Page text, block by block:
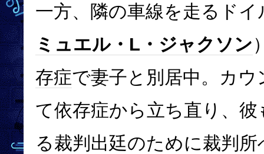
一方、隣の車線を走るド
ミュエル・L・ジャクソン
存症で妻子と別居中。カ
て依存症から立ち直り、
る裁判出廷のために裁判